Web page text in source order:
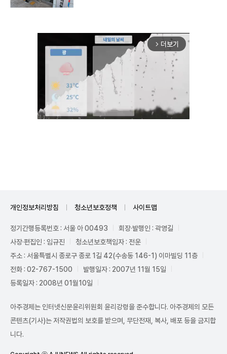
arrow_forward_ios 더보기
개인정보처리방침 청소년보호정책 사이트맵
정기간행등록번호 : 서울 아 00493
회장·발행인 : 곽영길
사장·편집인 : 임규진
청소년보호책임자 : 전운
주소 : 서울특별시 종로구 종로 1길 42(수송동 146-1) 이마빌딩 11층
전화 : 02-767-1500
발행일자 : 2007년 11월 15일
등록일자 : 2008년 01월10일
아주경제는 인터넷신문윤리위원회 윤리강령을 준수합니다. 아주경제의 모든
콘텐츠(기사)는 저작권법의 보호를 받으며, 무단전재, 복사, 배포 등을 금지합
니다.